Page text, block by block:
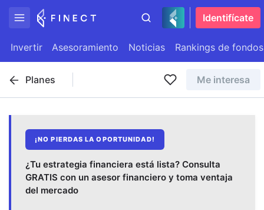
Identifícate
Invertir Asesoramiento Noticias Rankings de fondos
Planes Me interesa
¡NO PIERDAS LA OPORTUNIDAD!
¿Tu estrategia financiera está lista? Consulta
GRATIS con un asesor financiero y toma ventaja
del mercado